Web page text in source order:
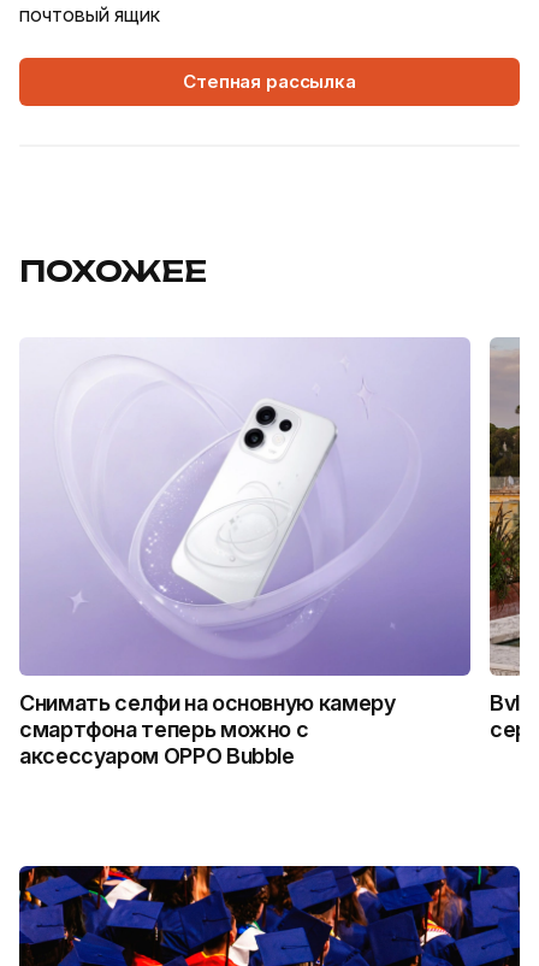
почтовый ящик
Степная рассылка
ПОХОЖЕЕ
Снимать селфи на основную камеру
смартфона теперь можно с
аксессуаром OPPO Bubble